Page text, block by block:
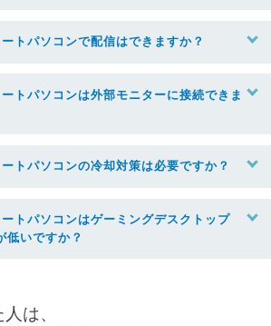
トパソコンで配信はできますか？
トパソコンは外部モニターに接続できま
トパソコンの冷却対策は必要ですか？
トパソコンはゲーミングデスクトップ
低いですか？
は、